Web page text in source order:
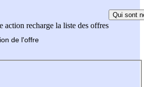
action recharge la liste des offres
Qui sont
de l'offre